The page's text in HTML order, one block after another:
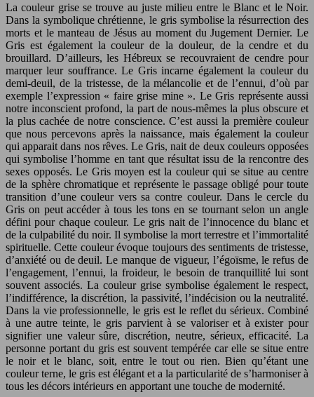
La couleur grise se trouve au juste milieu entre le Blanc et le Noir.
Dans la symbolique chrétienne, le gris symbolise la résurrection des
morts et le manteau de Jésus au moment du Jugement Dernier. Le
Gris est également la couleur de la douleur, de la cendre et du
brouillard. D’ailleurs, les Hébreux se recouvraient de cendre pour
marquer leur souffrance. Le Gris incarne également la couleur du
demi-deuil, de la tristesse, de la mélancolie et de l’ennui, d’où par
exemple l’expression « faire grise mine ». Le Gris représente aussi
notre inconscient profond, la part de nous-mêmes la plus obscure et
la plus cachée de notre conscience. C’est aussi la première couleur
que nous percevons après la naissance, mais également la couleur
qui apparait dans nos rêves. Le Gris, nait de deux couleurs opposées
qui symbolise l’homme en tant que résultat issu de la rencontre des
sexes opposés. Le Gris moyen est la couleur qui se situe au centre
de la sphère chromatique et représente le passage obligé pour toute
transition d’une couleur vers sa contre couleur. Dans le cercle du
Gris on peut accéder à tous les tons en se tournant selon un angle
défini pour chaque couleur. Le gris nait de l’innocence du blanc et
de la culpabilité du noir. Il symbolise la mort terrestre et l’immortalité
spirituelle. Cette couleur évoque toujours des sentiments de tristesse,
d’anxiété ou de deuil. Le manque de vigueur, l’égoïsme, le refus de
l’engagement, l’ennui, la froideur, le besoin de tranquillité lui sont
souvent associés. La couleur grise symbolise également le respect,
l’indifférence, la discrétion, la passivité, l’indécision ou la neutralité.
Dans la vie professionnelle, le gris est le reflet du sérieux. Combiné
à une autre teinte, le gris parvient à se valoriser et à exister pour
signifier une valeur sûre, discrétion, neutre, sérieux, efficacité. La
personne portant du gris est souvent tempérée car elle se situe entre
le noir et le blanc, soit, entre le tout ou rien. Bien qu’étant une
couleur terne, le gris est élégant et a la particularité de s’harmoniser à
tous les décors intérieurs en apportant une touche de modernité.